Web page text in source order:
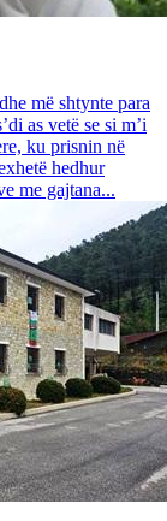
më shtynte para
as vetë se si m’i
ku prisnin në
hedhur
me gajtana...